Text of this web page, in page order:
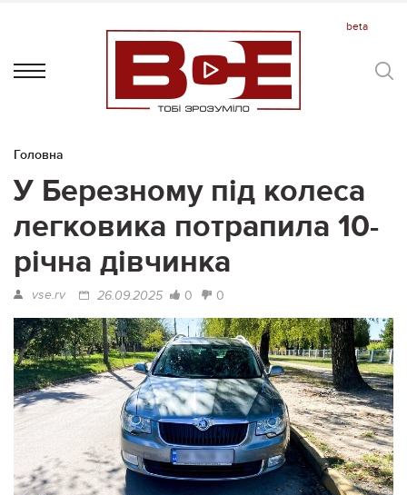
Головна
У Березному під колеса
легковика потрапила 10-
річна дівчинка
vse.rv 26.09.2025 0 0